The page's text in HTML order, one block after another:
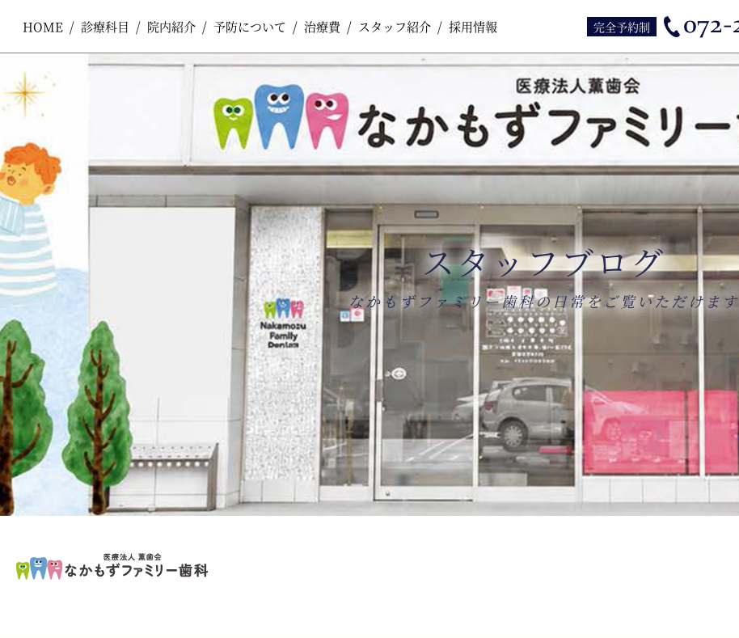
ジ
で
す
コ
ン
エ
リ
ア
へ
ナ
ビ
ゲ
ー
ョ
ン
へ
HOME 診療科目
一般歯科
予防歯科
ボツリヌストキシン製剤注入療法
院内紹介 予防について 治療費 スタッフ紹介 採用情報
テ
リ
ア
で
す
完全予約制
HOME 診療科目
一般歯科
予防歯科
ボツリヌストキシン製剤注入療法
院内紹介 予防について 治療費 スタッフ紹介 採用情報
スタッフブログ
なかもずファミリー歯科の日常をご覧いただけます